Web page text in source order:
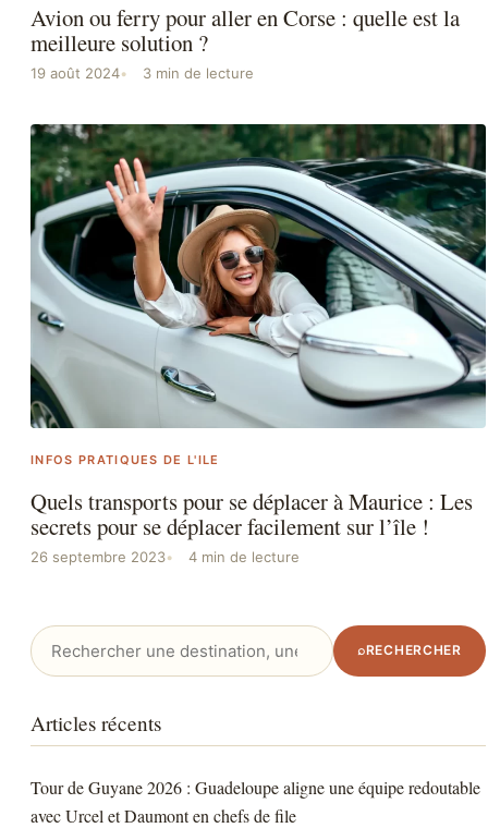
Avion ou ferry pour aller en Corse : quelle est la
meilleure solution ?
19 août 2024 3 min de lecture
INFOS PRATIQUES DE L'ILE
Quels transports pour se déplacer à Maurice : Les
secrets pour se déplacer facilement sur l’île !
26 septembre 2023 4 min de lecture
Rechercher
:
⌕RECHERCHER
Articles récents
Tour de Guyane 2026 : Guadeloupe aligne une équipe redoutable
avec Urcel et Daumont en chefs de file